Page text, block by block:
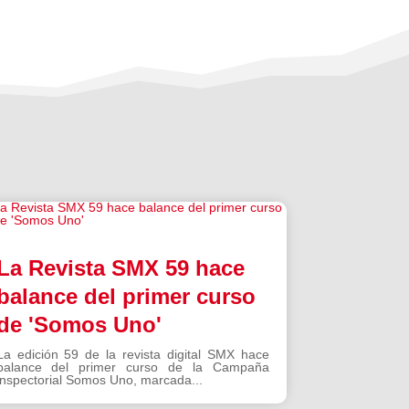
Revista SMX 59 hace
del primer curso
'Somos Uno'
edición 59 de la revista digital SMX hace
del primer curso de la Campaña
Somos Uno, marcada...